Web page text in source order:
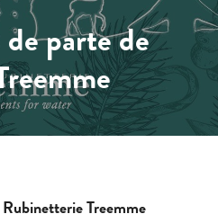
parte de
Treemme